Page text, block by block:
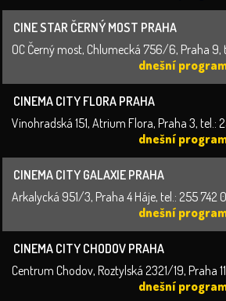
CINE STAR ČERNÝ MOST PRAHA
OC Černý most, Chlumecká 756/6, Praha
dnešní
CINEMA CITY FLORA PRAHA
Vinohradská 151, Atrium Flora, Praha 3, tel.:
dnešní
CINEMA CITY GALAXIE PRAHA
Arkalycká 951/3, Praha 4 Háje, tel.: 255 742
dnešní
CINEMA CITY CHODOV PRAHA
Centrum Chodov, Roztylská 2321/19, Praha
dnešní